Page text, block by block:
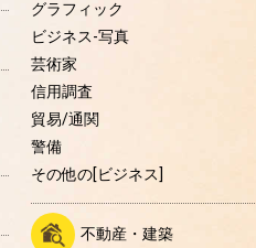
グラフィック
ビジネス-写真
芸術家
信用調査
貿易/通関
警備
その他の[ビジネス]
不動産・建築